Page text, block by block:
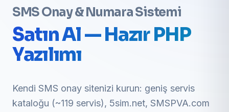
SMS Onay & Numara Sistemi
Satın Al — Hazır PHP
Yazılımı
Kendi SMS onay sitenizi kurun: geniş servis
kataloğu (~119 servis), 5sim.net, SMSPVA.com